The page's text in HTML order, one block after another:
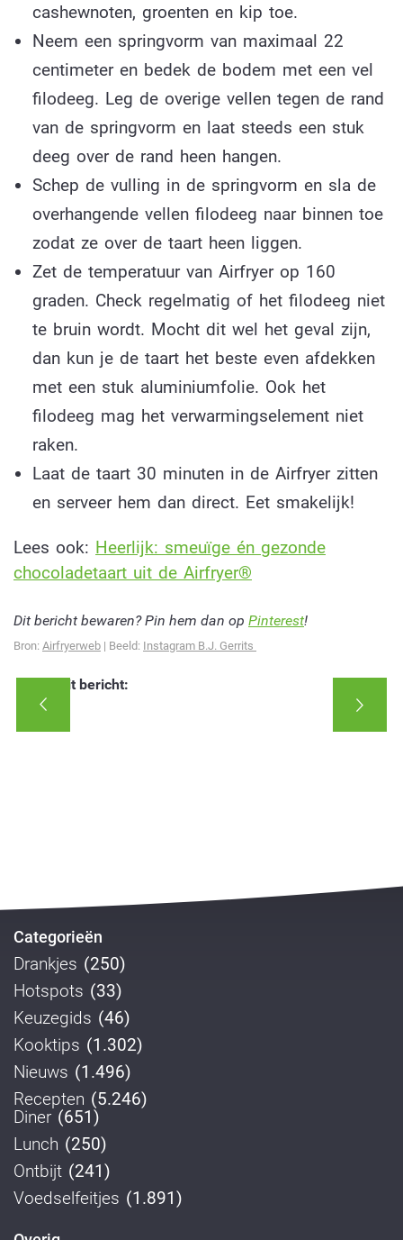
cashewnoten, groenten en kip toe.
Neem een springvorm van maximaal 22
centimeter en bedek de bodem met een vel
filodeeg. Leg de overige vellen tegen de rand
van de springvorm en laat steeds een stuk
deeg over de rand heen hangen.
Schep de vulling in de springvorm en sla de
overhangende vellen filodeeg naar binnen toe
zodat ze over de taart heen liggen.
Zet de temperatuur van Airfryer op 160
graden. Check regelmatig of het filodeeg niet
te bruin wordt. Mocht dit wel het geval zijn,
dan kun je de taart het beste even afdekken
met een stuk aluminiumfolie. Ook het
filodeeg mag het verwarmingselement niet
raken.
Laat de taart 30 minuten in de Airfryer zitten
en serveer hem dan direct. Eet smakelijk!
Lees ook: Heerlijk: smeuïge én gezonde
chocoladetaart uit de Airfryer®
Dit bericht bewaren? Pin hem dan op Pinterest!
Bron: Airfryerweb | Beeld: Instagram B.J. Gerrits
Deel dit bericht:
Categorieën
Drankjes (250)
Hotspots (33)
Keuzegids (46)
Kooktips (1.302)
Nieuws (1.496)
Recepten (5.246)
Diner (651)
Lunch (250)
Ontbijt (241)
Voedselfeitjes (1.891)